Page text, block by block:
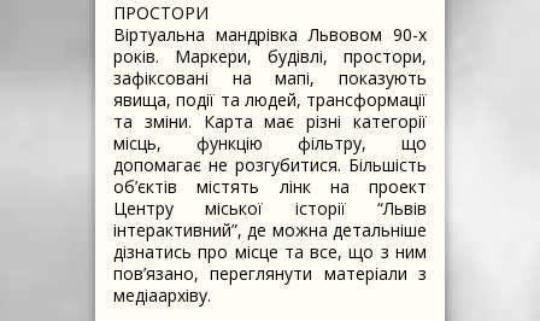
ПРОСТОРИ
Віртуальна мандрівка Львовом 90-х
років. Маркери, будівлі, простори,
зафіксовані на мапі, показують
явища, події та людей, трансформації
та зміни. Карта має різні категорії
місць, функцію фільтру, що
допомагає не розгубитися. Більшість
об’єктів містять лінк на проект
Центру міської історії “Львів
інтерактивний”, де можна детальніше
дізнатись про місце та все, що з ним
пов’язано, переглянути матеріали з
медіаархіву.